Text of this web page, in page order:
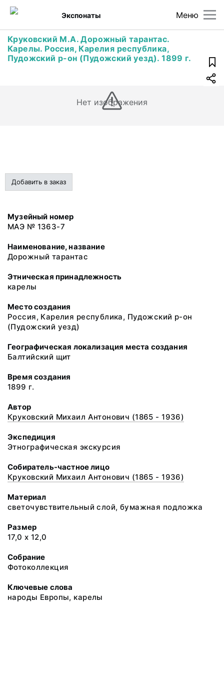
Меню
Экспонаты
Круковский М.А. Дорожный тарантас.
Карелы. Россия, Карелия республика,
Пудожский р-он (Пудожский уезд). 1899 г.
Нет изображения
Добавить в заказ
Музейный номер
МАЭ № 1363-7
Наименование, название
Дорожный тарантас
Этническая принадлежность
карелы
Место создания
Россия, Карелия республика, Пудожский р-он
(Пудожский уезд)
Географическая локализация места создания
Балтийский щит
Время создания
1899 г.
Автор
Круковский Михаил Антонович (1865 - 1936)
Экспедиция
Этнографическая экскурсия
Собиратель-частное лицо
Круковский Михаил Антонович (1865 - 1936)
Материал
светочувствительный слой, бумажная подложка
Размер
17,0 х 12,0
Собрание
Фотоколлекция
Ключевые слова
народы Европы, карелы